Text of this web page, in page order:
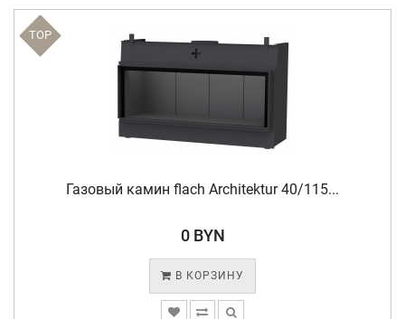
TOP
Газовый камин flach Architektur 40/115...
0 BYN
В КОРЗИНУ